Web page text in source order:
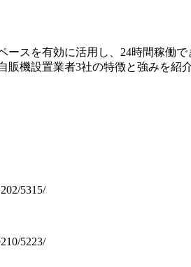
スを有効に活用し、24時間稼働
機設置業者3社の特徴と強みを紹介
5315/
5223/